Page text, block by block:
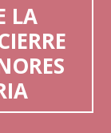
LA